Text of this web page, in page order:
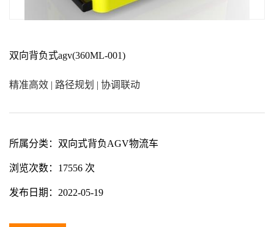
双向背负式agv(360ML-001)
精准高效 | 路径规划 | 协调联动
所属分类： 双向式背负AGV物流车
浏览次数： 17556 次
发布日期： 2022-05-19